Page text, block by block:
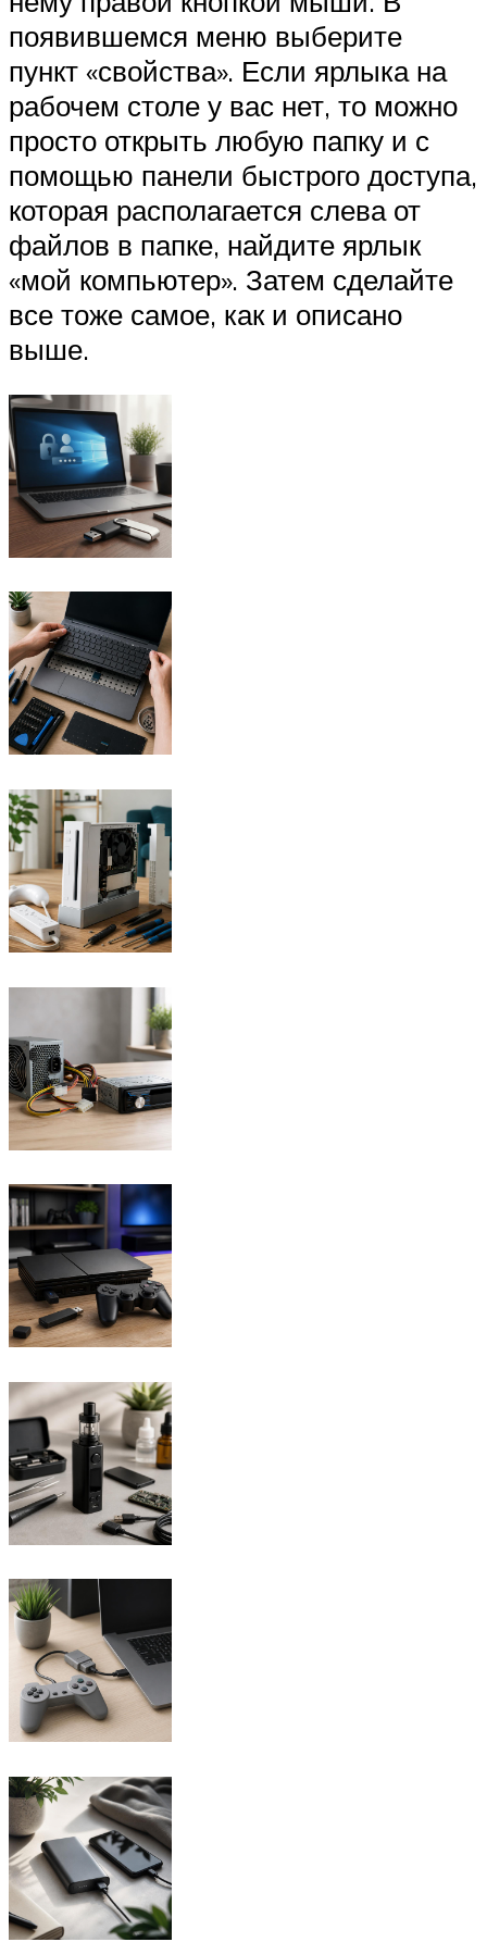
появившемся меню выберите
пункт «свойства». Если ярлыка на
рабочем столе у вас нет, то можно
просто открыть любую папку и с
помощью панели быстрого доступа,
которая располагается слева от
файлов в папке, найдите ярлык
«мой компьютер». Затем сделайте
все тоже самое, как и описано
выше.